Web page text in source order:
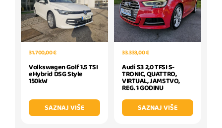
31.700,00 €
Volkswagen Golf 1.5 TSI
eHybrid DSG Style
150kW
SAZNAJ VIŠE
33.333,00 €
Audi S3 2,0 TFSI S-
TRONIC, QUATTRO,
VIRTUAL, JAMSTVO,
REG. 1 GODINU
SAZNAJ VIŠE